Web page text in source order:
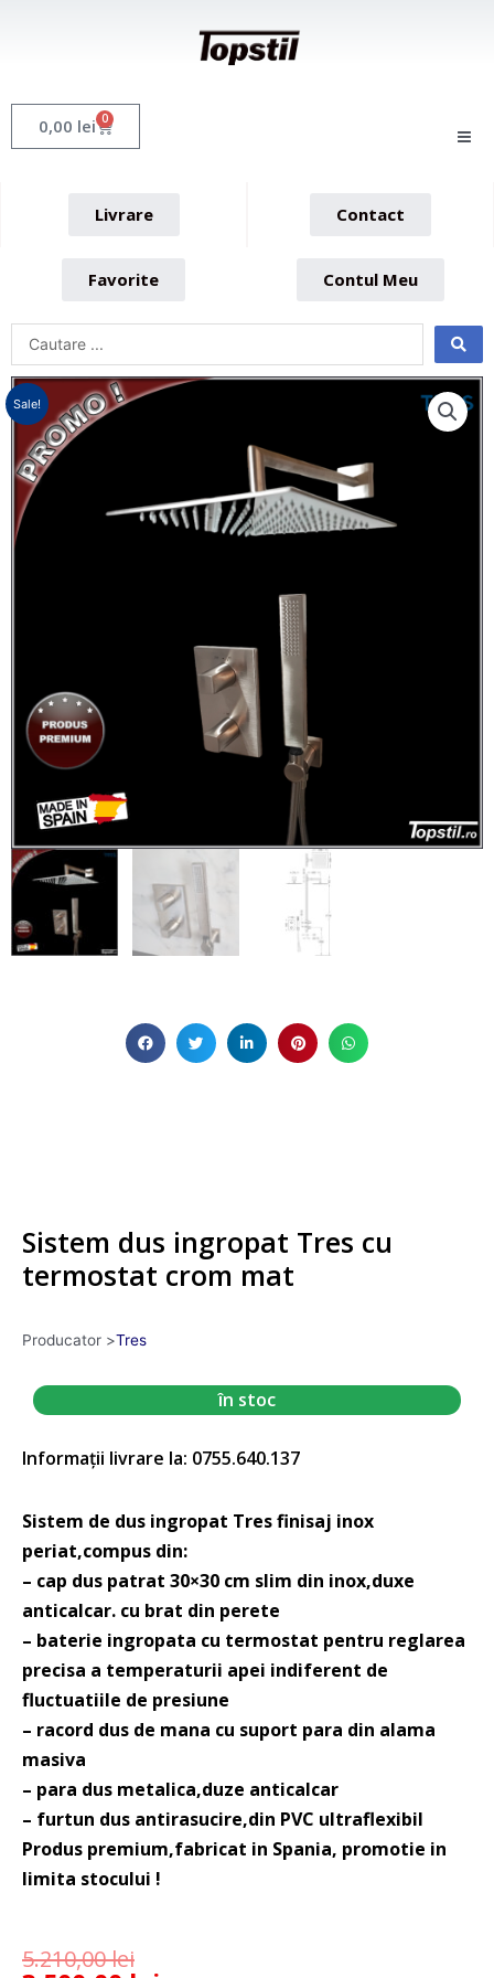
0,00 lei 0 Cart
Livrare Contact
Favorite Contul Meu
Sale!
Sistem dus ingropat Tres cu
termostat crom mat
Producator >Tres
în stoc
Informații livrare la: 0755.640.137
Sistem de dus ingropat Tres finisaj inox
periat,compus din:
– cap dus patrat 30×30 cm slim din inox,duxe
anticalcar. cu brat din perete
– baterie ingropata cu termostat pentru reglarea
precisa a temperaturii apei indiferent de
fluctuatiile de presiune
– racord dus de mana cu suport para din alama
masiva
– para dus metalica,duze anticalcar
– furtun dus antirasucire,din PVC ultraflexibil
Produs premium,fabricat in Spania, promotie in
limita stocului !
5.210,00lei